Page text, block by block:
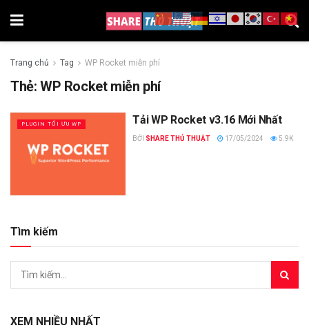
Trang chủ Tag WP Rocket miễn phí
Thẻ:WP Rocket miễn phí
PLUGIN TỐI ƯU WP Tải WP Rocket v3.16 Mới Nhất
BỞI SHARE THỦ THUẬT 17/05/2024 5.9K
Tìm kiếm
XEM NHIỀU NHẤT